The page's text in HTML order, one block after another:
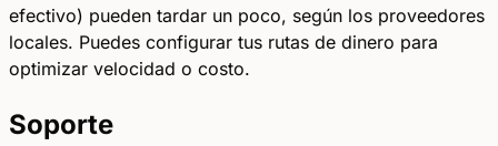
efectivo) pueden tardar un poco, según los proveedores
locales. Puedes configurar tus rutas de dinero para
optimizar velocidad o costo.
Soporte